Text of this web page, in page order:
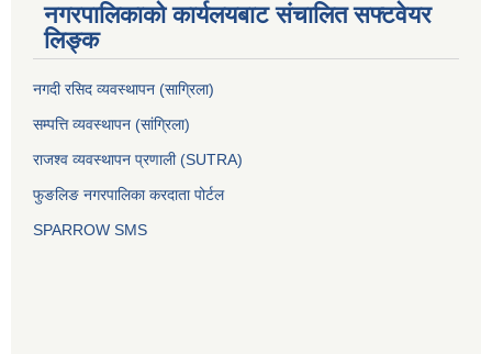
नगरपालिकाको कार्यलयबाट संचालित सफ्टवेयर
लिङ्क
नगदी रसिद व्यवस्थापन (साग्रिला)
सम्पत्ति व्यवस्थापन (सांग्रिला)
राजश्व व्यवस्थापन प्रणाली (SUTRA)
फुङलिङ नगरपालिका करदाता पोर्टल
SPARROW SMS